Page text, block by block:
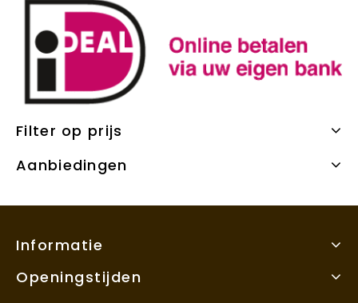
Filter op prijs
Aanbiedingen
Informatie
Openingstijden